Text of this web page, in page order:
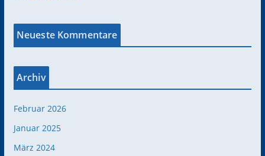
Neueste Kommentare
Archiv
Februar 2026
Januar 2025
März 2024